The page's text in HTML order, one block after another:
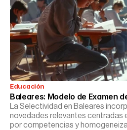
Educación
Baleares: Modelo de Examen
La Selectividad en Baleares
novedades relevantes centradas
por competencias y